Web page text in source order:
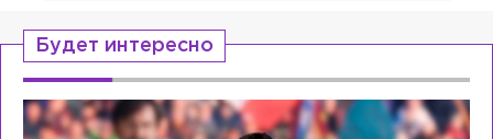
Будет интересно